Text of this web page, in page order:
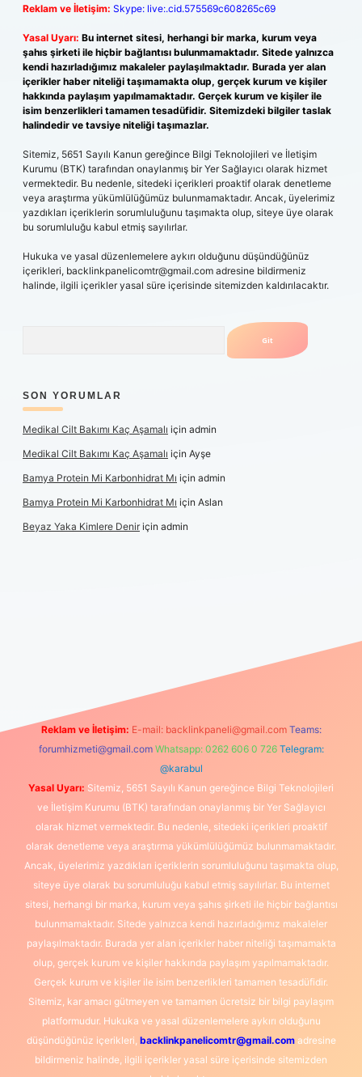
Reklam ve İletişim: Skype: live:.cid.575569c608265c69
Yasal Uyarı: Bu internet sitesi, herhangi bir marka, kurum veya
şahıs şirketi ile hiçbir bağlantısı bulunmamaktadır. Sitede yalnızca
kendi hazırladığımız makaleler paylaşılmaktadır. Burada yer alan
içerikler haber niteliği taşımamakta olup, gerçek kurum ve kişiler
hakkında paylaşım yapılmamaktadır. Gerçek kurum ve kişiler ile
isim benzerlikleri tamamen tesadüfidir. Sitemizdeki bilgiler taslak
halindedir ve tavsiye niteliği taşımazlar.
Sitemiz, 5651 Sayılı Kanun gereğince Bilgi Teknolojileri ve İletişim
Kurumu (BTK) tarafından onaylanmış bir Yer Sağlayıcı olarak hizmet
vermektedir. Bu nedenle, sitedeki içerikleri proaktif olarak denetleme
veya araştırma yükümlülüğümüz bulunmamaktadır. Ancak, üyelerimiz
yazdıkları içeriklerin sorumluluğunu taşımakta olup, siteye üye olarak
bu sorumluluğu kabul etmiş sayılırlar.
Hukuka ve yasal düzenlemelere aykırı olduğunu düşündüğünüz
içerikleri, backlinkpanelicomtr@gmail.com adresine bildirmeniz
halinde, ilgili içerikler yasal süre içerisinde sitemizden kaldırılacaktır.
SON YORUMLAR
Medikal Cilt Bakımı Kaç Aşamalı için admin
Medikal Cilt Bakımı Kaç Aşamalı için Ayşe
Bamya Protein Mi Karbonhidrat Mı için admin
Bamya Protein Mi Karbonhidrat Mı için Aslan
Beyaz Yaka Kimlere Deniriçin admin
Reklam ve İletişim: E-mail: backlinkpaneli@gmail.com Teams:
forumhizmeti@gmail.com Whatsapp: 0262 606 0 726 Telegram:
@karabul
Yasal Uyarı: Sitemiz, 5651 Sayılı Kanun gereğince Bilgi Teknolojileri
ve İletişim Kurumu (BTK) tarafından onaylanmış bir Yer Sağlayıcı
olarak hizmet vermektedir. Bu nedenle, sitedeki içerikleri proaktif
olarak denetleme veya araştırma yükümlülüğümüz bulunmamaktadır.
Ancak, üyelerimiz yazdıkları içeriklerin sorumluluğunu taşımakta olup,
siteye üye olarak bu sorumluluğu kabul etmiş sayılırlar. Bu internet
sitesi, herhangi bir marka, kurum veya şahıs şirketi ile hiçbir bağlantısı
bulunmamaktadır. Sitede yalnızca kendi hazırladığımız makaleler
paylaşılmaktadır. Burada yer alan içerikler haber niteliği taşımamakta
olup, gerçek kurum ve kişiler hakkında paylaşım yapılmamaktadır.
Gerçek kurum ve kişiler ile isim benzerlikleri tamamen tesadüfidir.
Sitemiz, kar amacı gütmeyen ve tamamen ücretsiz bir bilgi paylaşım
platformudur. Hukuka ve yasal düzenlemelere aykırı olduğunu
düşündüğünüz içerikleri, backlinkpanelicomtr@gmail.comadresine
bildirmeniz halinde, ilgili içerikler yasal süre içerisinde sitemizden